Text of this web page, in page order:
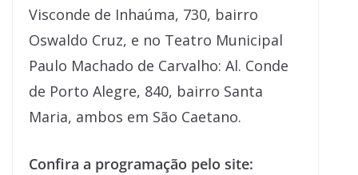
Visconde de Inhaúma, 730, bairro
Oswaldo Cruz, e no Teatro Municipal
Paulo Machado de Carvalho: Al. Conde
de Porto Alegre, 840, bairro Santa
Maria, ambos em São Caetano.
Confira a programação pelo site: